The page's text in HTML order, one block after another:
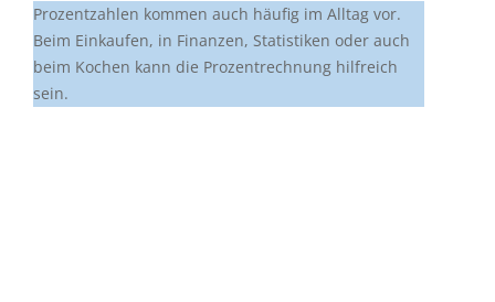
Prozentzahlen kommen auch häufig im Alltag vor.
Beim Einkaufen, in Finanzen, Statistiken oder auch
beim Kochen kann die Prozentrechnung hilfreich
sein.